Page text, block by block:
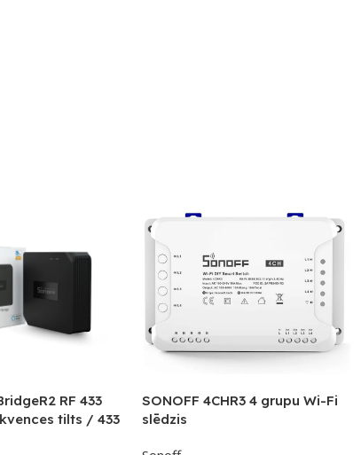
RF 433
tilts / 433
SONOFF 4CHR3 4 grupu Wi-Fi
slēdzis